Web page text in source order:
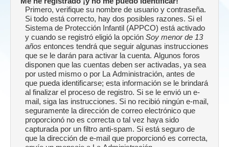
Primero, verifique su nombre de usuario y contraseña.
Si todo está correcto, hay dos posibles razones. Si el
Sistema de Protección Infantil (APPCO) está activado
y cuando se registró eligió la opción Soy menor de 13
años entonces tendrá que seguir algunas instrucciones
que se le darán para activar la cuenta. Algunos foros
disponen que las cuentas deben ser activadas, ya sea
por usted mismo o por La Administración, antes de
que pueda identificarse; esta información se le brindará
al finalizar el proceso de registro. Si se le envió un e-
mail, siga las instrucciones. Si no recibió ningún e-mail,
seguramente la dirección de correo electrónico que
proporcionó no es correcta o tal vez haya sido
capturada por un filtro anti-spam. Si está seguro de
que la dirección de e-mail que proporcionó es correcta,